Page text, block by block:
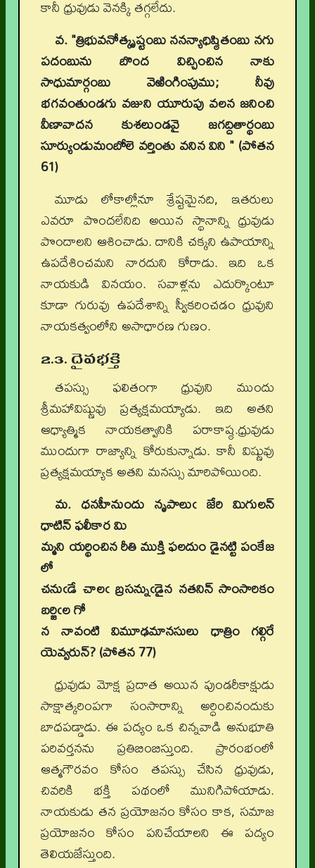
కానీ ధ్రువుడు వెనక్కి తగ్గలేదు.
వ. "త్రిభువనోత్కృష్టంబు ననన్యాధిష్ఠితంబు నగు
పదంబును బొంద విచ్చించిన నాకు
సాధుమార్గంబు వెఱింగింపుము; నీవు
భగవంతుండగు వజుని యూరుపు వలన జనించి
వీణావాదన కుశలుండవై జగద్దితార్థంబు
సూర్యుండుమంబోలె వర్తింతు వనిన విని " (పోతన
61)
మూడు లోకాల్లోనూ శ్రేష్టమైనది, ఇతరులు
ఎవరూ పొందలేనిది అయిన స్థానాన్ని ధ్రువుడు
పొందాలని ఆశించాడు. దానికి చక్కని ఉపాయాన్ని
ఉపదేశించమని నారదుని కోరాడు. ఇది ఒక
నాయకుడి వినయం. సవాళ్లను ఎదుర్కొంటూ
కూడా గురువు ఉపదేశాన్ని స్వీకరించడం ధ్రువుని
నాయకత్వంలోని అసాధారణ గుణం.
2.3. దైవభక్తి
తపస్సు ఫలితంగా ధ్రువుని ముందు
శ్రీమహావిష్ణువు ప్రత్యక్షమయ్యాడు. ఇది అతని
ఆధ్యాత్మిక నాయకత్వానికి పరాకాష్ఠ.ధ్రువుడు
ముందుగా రాజ్యాన్ని కోరుకున్నాడు. కానీ విష్ణువు
ప్రత్యక్షమయ్యాక అతని మనస్సు మారిపోయింది.
మ. ధనహీనుందు నృపాలుఁ జేరి మిగులన్
ధాటిన్ ఫలీకార మి
మ్మని యర్థించిన రీతి ముక్తి ఫలదుం డైనట్టి పంకేజ
లో
చనుఁడే చాలఁ బ్రసన్నుఁడైన నతనిన్ సాంసారికం
బర్జిఁల గో
న నావంటి విమూఢమానసులు ధాత్రిం గల్గిరే
యెవ్వరున్? (పోతన77)
ధ్రువుడు మోక్ష ప్రదాత అయిన పుండరీకాక్షుడు
సాక్షాత్కరింపగా సంసారాన్ని అర్ధించినందుకు
బాధపడ్డాడు. ఈ పద్యం ఒక చిన్నవాడి అనుభూతి
పరివర్తనను ప్రతిబింబిస్తుంది. ప్రారంభంలో
ఆత్మగౌరవం కోసం తపస్సు చేసిన ధ్రువుడు,
చివరికి భక్తి పథంలో మునిగిపోయాడు.
నాయకుడు తన ప్రయోజనం కోసం కాక, సమాజ
ప్రయోజనం కోసం పనిచేయాలని ఈ పద్యం
తెలియజేస్తుంది.